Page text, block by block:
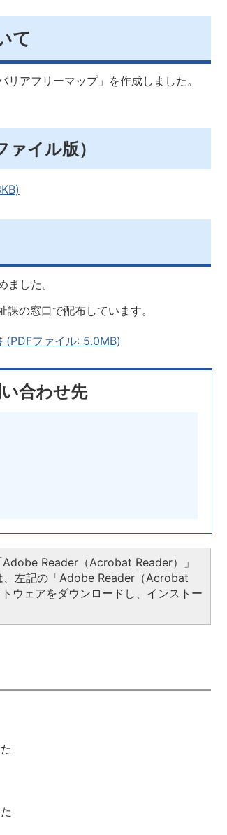
て
アフリーマップ」を作成しました。
イル版）
した。
の窓口で配布しています。
(PDFファイル: 5.0MB)
合わせ先
Reader（Acrobat Reader）」
、左記の「Adobe Reader（Acrobat
ウェアをダウンロードし、インストー